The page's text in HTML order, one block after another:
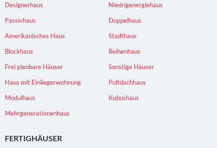
Designerhaus
Niedrigenergiehaus
Passivhaus
Doppelhaus
Amerikanisches Haus
Stadthaus
Blockhaus
Reihenhaus
Frei planbare Häuser
Sonstige Häuser
Haus mit Einliegerwohnung
Pultdachhaus
Modulhaus
Kubushaus
Mehrgenerationenhaus
FERTIGHÄUSER